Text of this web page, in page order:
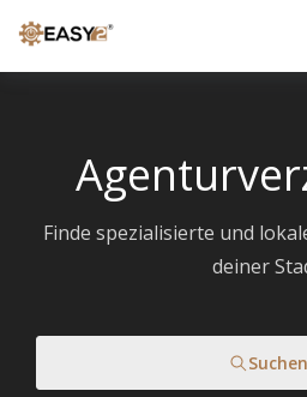
Finde spezialisierte und
deiner
Suchen